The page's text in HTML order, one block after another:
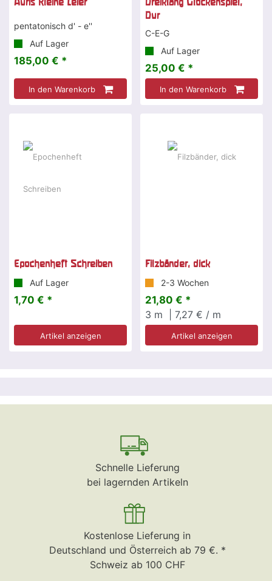
pentatonisch d' - e''
Auf Lager
185,00 € *
In den Warenkorb
Dur
C-E-G
Auf Lager
25,00 € *
In den Warenkorb
Epochenheft Schreiben
Auf Lager
1,70 € *
Artikel anzeigen
Filzbänder, dick
2-3 Wochen
21,80 € *
3 m | 7,27 € / m
Artikel anzeigen
Schnelle Lieferung
bei lagernden Artikeln
Kostenlose Lieferung in
Deutschland und Österreich ab 79 €. *
Schweiz ab 100 CHF